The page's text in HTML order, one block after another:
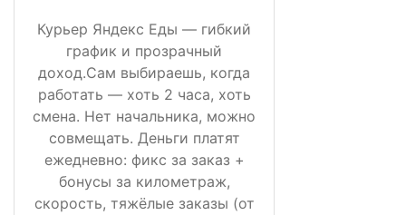
Курьер Яндекс Еды — гибкий
график и прозрачный
доход.Сам выбираешь, когда
работать — хоть 2 часа, хоть
смена. Нет начальника, можно
совмещать. Деньги платят
ежедневно: фикс за заказ +
бонусы за километраж,
скорость, тяжёлые заказы (от